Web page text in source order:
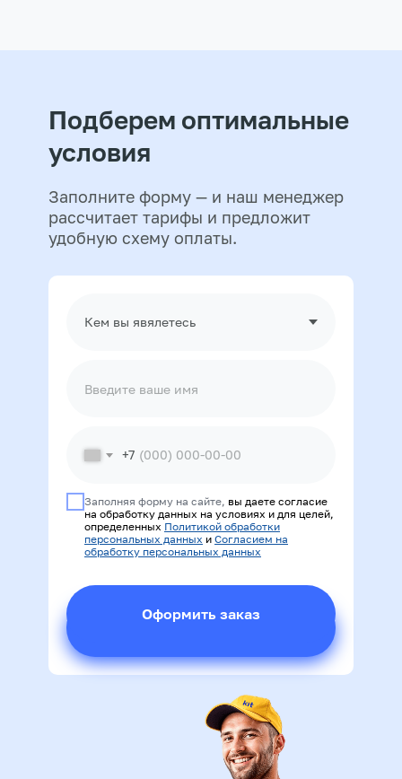
Подберем оптимальные
условия
Заполните форму — и наш менеджер
рассчитает тарифы и предложит
удобную схему оплаты.
+7
Заполняя форму на сайте, вы даете согласие
на обработку данных на условиях и для целей,
определенных Политикой обработки
персональных данных и Согласием на
обработку персональных данных
Оформить заказ